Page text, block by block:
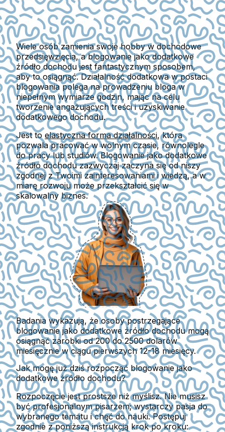
Wiele osób zamienia swoje hobby w dochodowe
przedsięwzięcia, a blogowanie jako dodatkowe
źródło dochodu jest fantastycznym sposobem,
aby to osiągnąć. Działalność dodatkowa w postaci
blogowania polega na prowadzeniu bloga w
niepełnym wymiarze godzin, mając na celu
tworzenie angażujących treści i uzyskiwanie
dodatkowego dochodu.
Jest to elastyczna forma działalności, która
pozwala pracować w wolnym czasie, równolegle
do pracy lub studiów. Blogowanie jako dodatkowe
źródło dochodu zazwyczaj zaczyna się od niszy
zgodnej z Twoimi zainteresowaniami i wiedzą, a w
miarę rozwoju może przekształcić się w
skalowalny biznes.
Badania wykazują, że osoby postrzegające
blogowanie jako dodatkowe źródło dochodu mogą
osiągnąć zarobki od 200 do 2500 dolarów
miesięcznie w ciągu pierwszych 12-18 miesięcy.
Jak mogę już dziś rozpocząć blogowanie jako
dodatkowe źródło dochodu?
Rozpoczęcie jest prostsze niż myślisz. Nie musisz
być profesjonalnym pisarzem; wystarczy pasja do
wybranego tematu i chęć do nauki. Postępuj
zgodnie z poniższą instrukcją krok po kroku: